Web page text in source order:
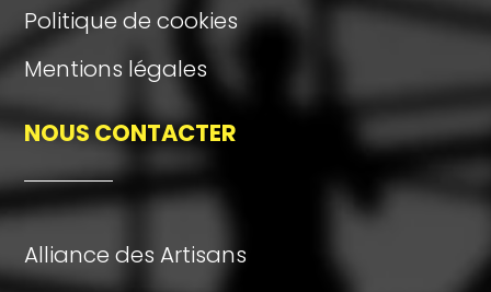
Politique de cookies
Mentions légales
NOUS CONTACTER
Alliance des Artisans